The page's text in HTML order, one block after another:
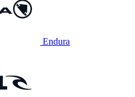
Endura